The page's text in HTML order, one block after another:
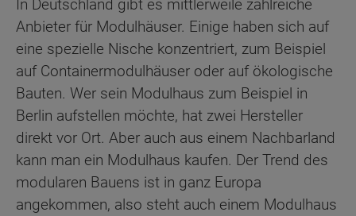
In Deutschland gibt es mittlerweile zahlreiche
Anbieter für Modulhäuser. Einige haben sich auf
eine spezielle Nische konzentriert, zum Beispiel
auf Containermodulhäuser oder auf ökologische
Bauten. Wer sein Modulhaus zum Beispiel in
Berlin aufstellen möchte, hat zwei Hersteller
direkt vor Ort. Aber auch aus einem Nachbarland
kann man ein Modulhaus kaufen. Der Trend des
modularen Bauens ist in ganz Europa
angekommen, also steht auch einem Modulhaus